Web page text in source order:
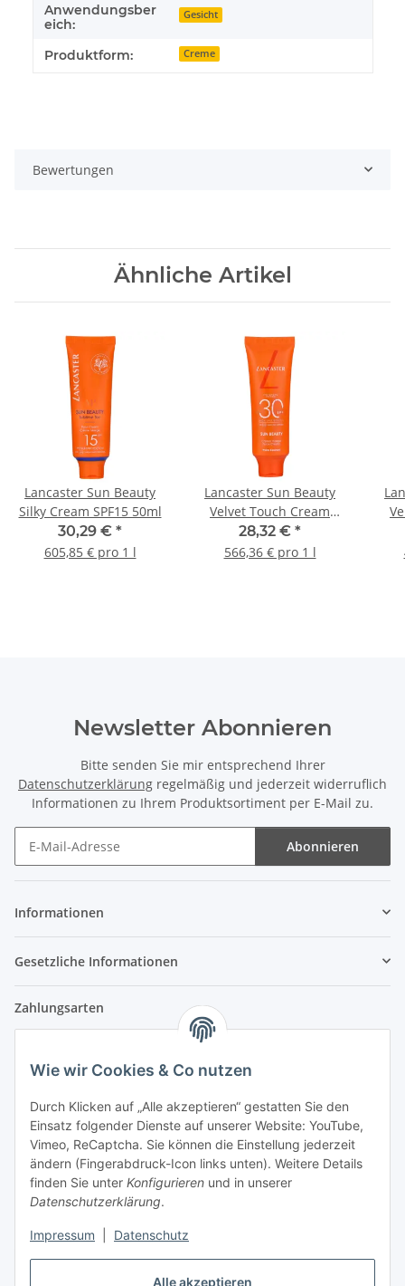
Alle akzeptieren
Wie wir Cookies & Co nutzen
Durch Klicken auf „Alle akzeptieren“ gestatten Sie den
Einsatz folgender Dienste auf unserer Website: YouTube,
Vimeo, ReCaptcha. Sie können die Einstellung jederzeit
ändern (Fingerabdruck-Icon links unten). Weitere Details
finden Sie unter Konfigurieren und in unserer
Datenschutzerklärung.
Impressum Datenschutz
Anwendungsber
eich:
Gesicht
Produktform: Creme
Bewertungen
Ähnliche Artikel
Lancaster Sun Beauty
Silky Cream SPF15 50ml
30,29 € *
605,85 € pro 1 l
Lancaster Sun Beauty
Velvet Touch Cream
SPF30 50ml
28,32 € *
566,36 € pro 1 l
Newsletter Abonnieren
Bitte senden Sie mir entsprechend Ihrer
Datenschutzerklärung regelmäßig und jederzeit widerruflich
Informationen zu Ihrem Produktsortiment per E-Mail zu.
Abonnieren
Informationen
Gesetzliche Informationen
Zahlungsarten
Versandpartner
Partner